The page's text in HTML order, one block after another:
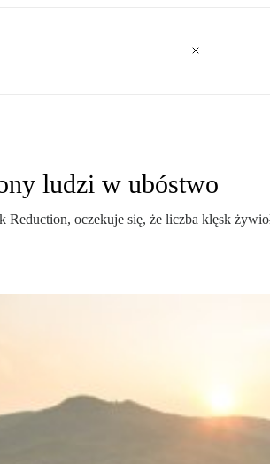
ludzi w ubóstwo
oczekuje się, że liczba klęsk